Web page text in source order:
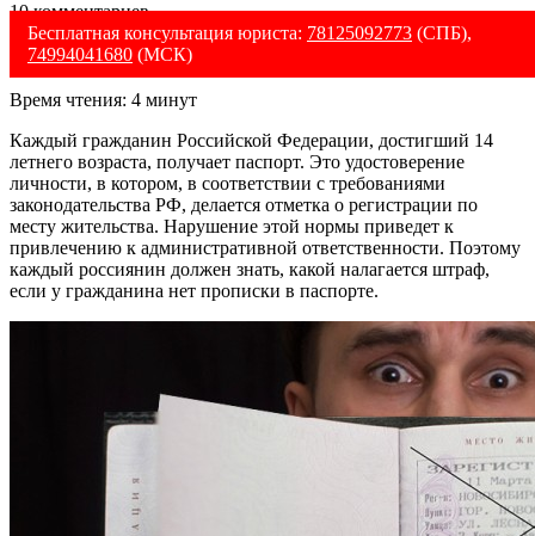
10 комментариев
Бесплатная консультация юриста: 78125092773 (СПБ),
74994041680 (МСК)
Время чтения: 4 минут
Каждый гражданин Российской Федерации, достигший 14
летнего возраста, получает паспорт. Это удостоверение
личности, в котором, в соответствии с требованиями
законодательства РФ, делается отметка о регистрации по
месту жительства. Нарушение этой нормы приведет к
привлечению к административной ответственности. Поэтому
каждый россиянин должен знать, какой налагается штраф,
если у гражданина нет прописки в паспорте.